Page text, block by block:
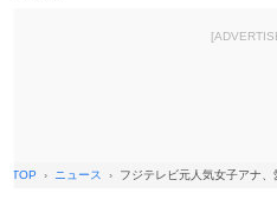
TOP ニュース フジテレビ元人気女子アナ